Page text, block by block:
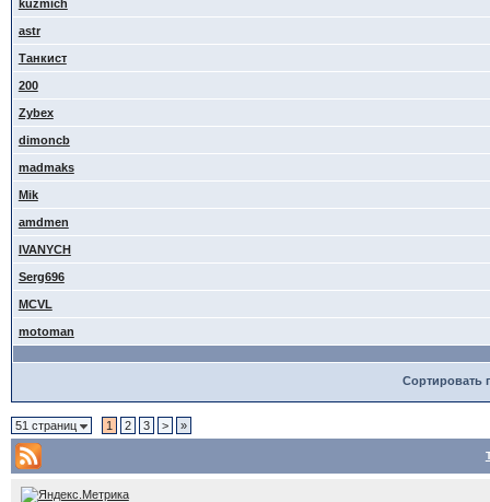
kuzmich
astr
Танкист
200
Zybex
dimoncb
madmaks
Mik
amdmen
IVANYCH
Serg696
MCVL
motoman
Сортировать
51 страниц 1 2 3 > »